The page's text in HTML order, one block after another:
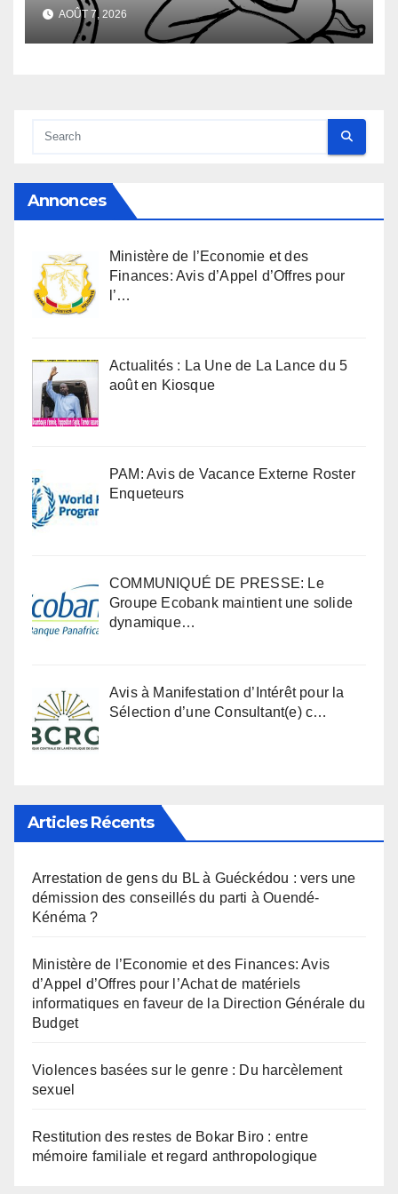
sexuel
AOÛT 7, 2026
Annonces
Ministère de l’Economie et des
Finances: Avis d’Appel d’Offres pour
l’…
Actualités : La Une de La Lance du 5
août en Kiosque
PAM: Avis de Vacance Externe Roster
Enqueteurs
COMMUNIQUÉ DE PRESSE: Le
Groupe Ecobank maintient une solide
dynamique…
Avis à Manifestation d’Intérêt pour la
Sélection d’une Consultant(e) c…
Articles Récents
Arrestation de gens du BL à Guéckédou : vers une
démission des conseillés du parti à Ouendé-
Kénéma ?
Ministère de l’Economie et des Finances: Avis
d’Appel d’Offres pour l’Achat de matériels
informatiques en faveur de la Direction Générale du
Budget
Violences basées sur le genre : Du harcèlement
sexuel
Restitution des restes de Bokar Biro : entre
mémoire familiale et regard anthropologique